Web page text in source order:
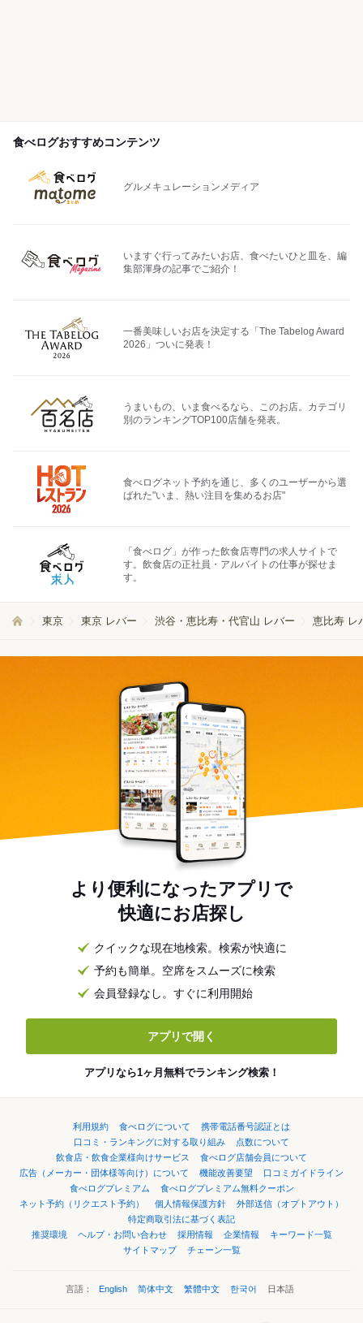
食べログおすすめコンテンツ
グルメキュレーションメディア
いますぐ行ってみたいお店、食べたいひと皿を、編
集部渾身の記事でご紹介！
一番美味しいお店を決定する「The Tabelog Award
2026」ついに発表！
うまいもの、いま食べるなら、このお店。カテゴリ
別のランキングTOP100店舗を発表。
食べログネット予約を通じ、多くのユーザーから選
ばれた"いま、熱い注目を集めるお店"
「食べログ」が作った飲食店専門の求人サイトで
す。飲食店の正社員・アルバイトの仕事が探せま
す。
東京 東京 レバー 渋谷・恵比寿・代官山 レバー 恵比寿 レ
より便利になったアプリで
快適にお店探し
クイックな現在地検索。検索が快適に
予約も簡単。空席をスムーズに検索
会員登録なし。すぐに利用開始
アプリで開く
アプリなら1ヶ月無料でランキング検索！
利用規約 食べログについて
携帯電話番号認証とは
口コミ・ランキングに対する取り組み
点数について
飲食店・飲食企業様向けサービス
食べログ店舗会員について
広告（メーカー・団体様等向け）について
機能改善要望
口コミガイドライン
食べログプレミアム
食べログプレミアム無料クーポン
ネット予約（リクエスト予約）
個人情報保護方針
外部送信（オプトアウト）
特定商取引法に基づく表記
推奨環境
ヘルプ・お問い合わせ 採用情報 企業情報
キーワード一覧
サイトマップ
チェーン一覧
言語： English 简体中文 繁體中文 한국어 日本語